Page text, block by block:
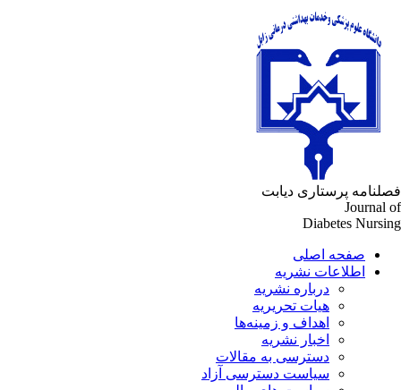
پرستاری دیابت
Journal
Diabetes
صفحه اصلی
اطلاعات نشریه
درباره نشریه
هیات تحریریه
اهداف و زمینه‌ها
اخبار نشریه
دسترسی به مقالات
سیاست دسترسی آزاد